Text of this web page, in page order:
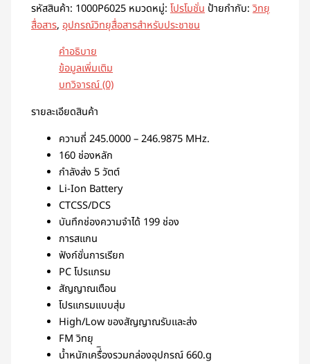
รหัสสินค้า: 1000P6025 หมวดหมู่:โปรโมชั่น ป้ายกำกับ:วิทยุ
สื่อสาร,อุปกรณ์วิทยุสื่อสารสำหรับประชาชน
คำอธิบาย
ข้อมูลเพิ่มเติม
บทวิจารณ์ (0)
รายละเอียดสินค้า
ความถี่ 245.0000 – 246.9875 MHz.
160 ช่องหลัก
กำลังส่ง 5 วัตต์
Li-Ion Battery
CTCSS/DCS
บันทึกช่องความจำได้ 199 ช่อง
การสแกน
ฟังก์ชั่นการเรียก
PC โปรแกรม
สัญญาณเตือน
โปรแกรมแบบสุ่ม
High/Low ของสัญญาณรับและส่ง
FM วิทยุ
น้ำหนักเครื่ิองรวมกล่องอุปกรณ์ 660.g